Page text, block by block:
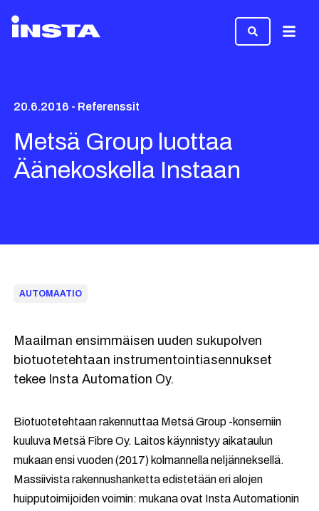
20.6.2016 - Referenssit
Metsä Group luottaa
Äänekoskella Instaan
AUTOMAATIO
Maailman ensimmäisen uuden sukupolven
biotuotetehtaan instrumentointiasennukset
tekee Insta Automation Oy.
Biotuotetehtaan rakennuttaa Metsä Group -konserniin
kuuluva Metsä Fibre Oy. Laitos käynnistyy aikataulun
mukaan ensi vuoden (2017) kolmannella neljänneksellä.
Massiivista rakennushanketta edistetään eri alojen
huipputoimijoiden voimin: mukana ovat Insta Automationin